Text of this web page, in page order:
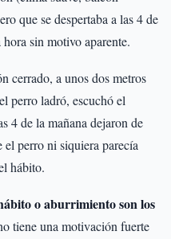
que se despertaba a las 4 de
sin motivo aparente.
cerrado, a unos dos metros
perro ladró, escuchó el
4 de la mañana dejaron de
perro ni siquiera parecía
hábito.
o aburrimiento son los
tiene una motivación fuerte